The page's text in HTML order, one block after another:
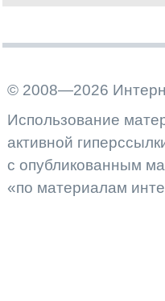
© 2008—2026
Использование
активной
с опубликованным
«по материалам